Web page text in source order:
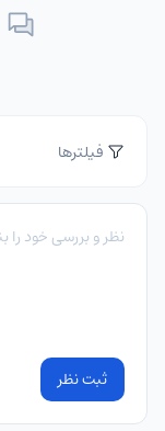
فیلترها
ثبت نظر